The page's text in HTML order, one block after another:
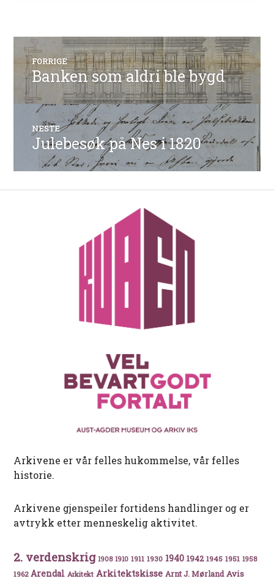
Innleggsnavigasjon
FORRIGE
Forrige
innlegg:
Banken som aldri ble bygd
NESTE
Neste
innlegg:
Julebesøk på Nes i 1820
Arkivene er vår felles hukommelse, vår felles
historie.
Arkivene gjenspeiler fortidens handlinger og er
avtrykk etter menneskelig aktivitet.
2. verdenskrig 1908 1910 1911 1930 1940 1942 1945 1951 1958
1962 Arendal Arkitekt Arkitektskisse Arnt J. Mørland Avis